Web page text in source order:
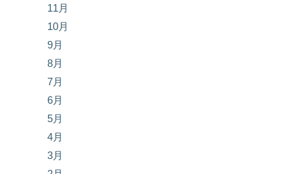
11月
10月
9月
8月
7月
6月
5月
4月
3月